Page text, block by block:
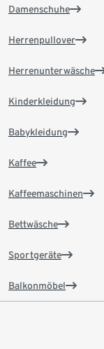
Damenschuhe
Herrenpullover
Herrenunterwäsche
Kinderkleidung
Babykleidung
Kaffee
Kaffeemaschinen
Bettwäsche
Sportgeräte
Balkonmöbel